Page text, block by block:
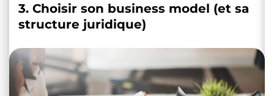
3. Choisir son business model (et sa
structure juridique)